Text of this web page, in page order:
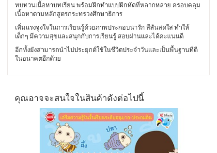
ทบทวนเนื้อหาบทเรียน พร้อมฝึกทำแบบฝึกหัดที่หลากหลาย ครอบคลุม
เนื้อหาตามหลักสูตรกระทรวงศึกษาธิการ
เพิ่มแรงจูงใจในการเรียนรู้ด้วยภาพประกอบน่ารัก สีสันสดใส ทำให้
เด็กๆ มีความสุขและสนุกกับการเรียนรู้ สอบผ่านและได้คะแนนดี
อีกทั้งยังสามารถนำไปประยุกต์ใช้ในชีวิตประจำวันและเป็นพื้นฐานที่ดี
ในอนาคตอีกด้วย
คุณอาจจะสนใจในสินค้าดังต่อไปนี้